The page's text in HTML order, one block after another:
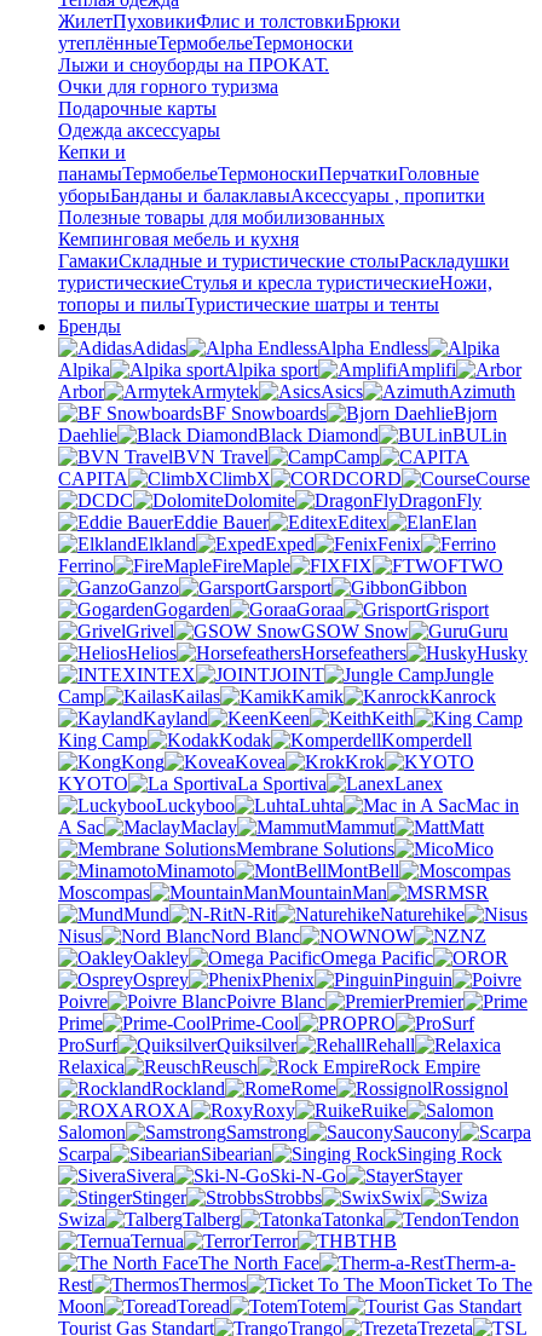
ЖилетПуховикиФлис и толстовкиБрюки
утеплённыеТермобельеТермоноски
Лыжи и сноуборды на ПРОКАТ.
Очки для горного туризма
Подарочные карты
Одежда аксессуары
Кепки и
панамыТермобельеТермоноскиПерчаткиГоловные
уборыБанданы и балаклавыАксессуары , пропитки
Полезные товары для мобилизованных
Кемпинговая мебель и кухня
ГамакиСкладные и туристические столыРаскладушки
туристическиеСтулья и кресла туристическиеНожи,
топоры и пилыТуристические шатры и тенты
Бренды
Adidas
Alpha Endless
Alpika
Alpika sport
Amplifi
Arbor
Armytek Asics
Azimuth
BF Snowboards
Bjorn
Daehlie
Black Diamond
BULin
BVN Travel
Camp
CAPITA
ClimbX CORD
Course
DC
Dolomite
DragonFly
Eddie Bauer
Editex
Elan
Elkland
Exped
Fenix
Ferrino
FireMaple FIX
FTWO
Ganzo
Garsport
Gibbon
Gogarden
Goraa
Grisport
Grivel
GSOW Snow
Guru
Helios
Horsefeathers
Husky
INTEX
JOINT
Jungle
Camp
Kailas Kamik
Kanrock
Kayland
Keen
Keith
King Camp
Kodak
Komperdell
Kong
Kovea
Krok
KYOTO
La Sportiva
Lanex
Luckyboo
Luhta
Mac in
A Sac
Maclay Mammut
Matt
Membrane Solutions
Mico
Minamoto
MontBell
Moscompas
MountainMan
MSR
Mund
N-Rit
Naturehike
Nisus
Nord Blanc NOW
NZ
Oakley
Omega Pacific
OR
Osprey
Phenix
Pinguin
Poivre
Poivre Blanc
Premier
Prime
Prime-Cool
PRO
ProSurf
Quiksilver
Rehall
Relaxica
Reusch
Rock Empire
Rockland
Rome
Rossignol
ROXA
Roxy
Ruike
Salomon
Samstrong
Saucony
Scarpa
Sibearian
Singing Rock
Sivera
Ski-N-Go
Stayer
Stinger
Strobbs
Swix
Swiza
Talberg Tatonka
Tendon
Ternua
Terror
THB
The North Face
Therm-a-
Rest
Thermos
Ticket To The
Moon
Toread
Totem
Tourist Gas Standart
Trango Trezeta